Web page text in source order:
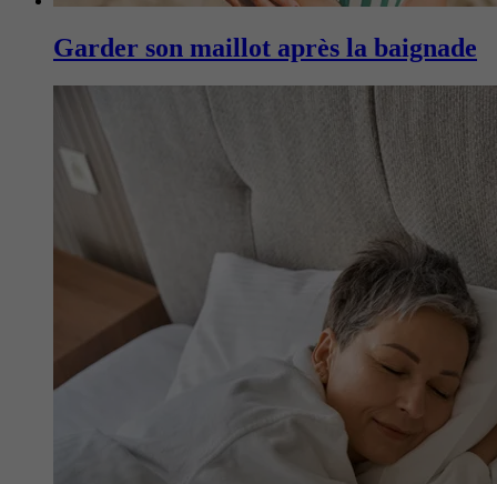
Garder son maillot après la baignade